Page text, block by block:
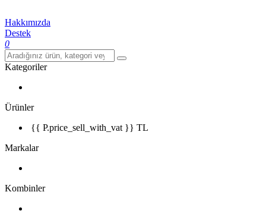
Hakkımızda
Destek
0
Kategoriler
Ürünler
{{ P.price_sell_with_vat }} TL
Markalar
Kombinler